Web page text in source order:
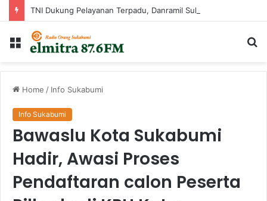
Menu
Home / Info Sukabumi
Info Sukabumi
Bawaslu Kota Sukabumi
Hadir, Awasi Proses
Pendaftaran calon Peserta